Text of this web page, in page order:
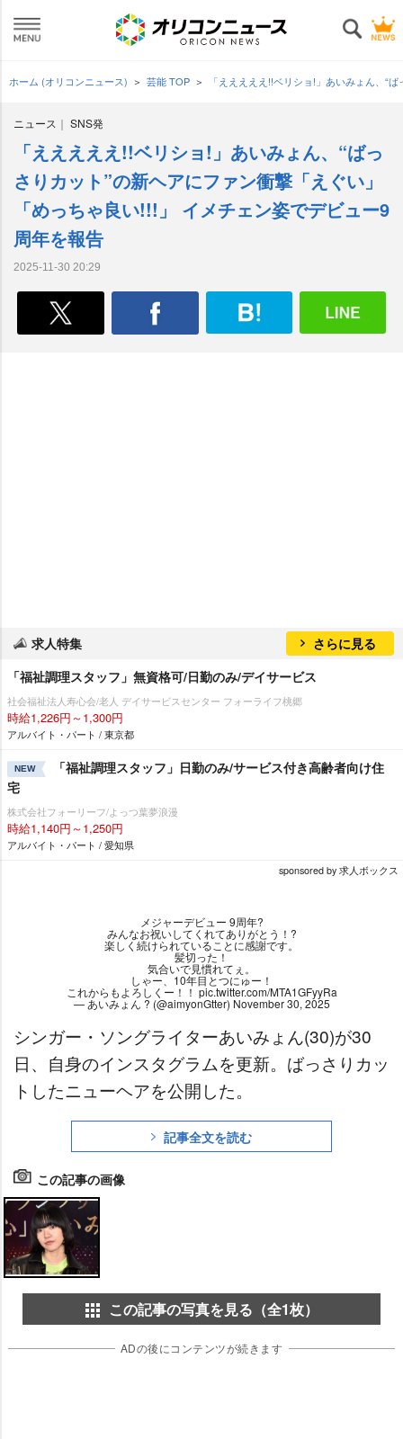
ホーム (オリコンニュース) 芸能 TOP 「えええええ!!ベリショ!」あいみょん、“
ニュース SNS発
「えええええ!!ベリショ!」あいみょん、“ばっ
さりカット”の新ヘアにファン衝撃「えぐい」
「めっちゃ良い!!!」 イメチェン姿でデビュー9
周年を報告
2025-11-30 20:29
求人特集
さらに見る
「福祉調理スタッフ」無資格可/日勤のみ/デイサービス
社会福祉法人寿心会/老人 デイサービスセンター フォーライフ桃郷
時給1,226円～1,300円
アルバイト・パート / 東京都
NEW
「福祉調理スタッフ」日勤のみ/サービス付き高齢者向け住
宅
株式会社フォーリーフ/よっつ葉夢浪漫
時給1,140円～1,250円
アルバイト・パート / 愛知県
sponsored by 求人ボックス
メジャーデビュー 9周年?
みんなお祝いしてくれてありがとう！?
楽しく続けられていることに感謝です。
髪切った！
気合いで見慣れてぇ。
しゃー、10年目とつにゅー！
これからもよろしくー！！pic.twitter.com/MTA1GFyyRa
— あいみょん ? (@aimyonGtter) November 30, 2025
シンガー・ソングライターあいみょん(30)が30
日、自身のインスタグラムを更新。ばっさりカッ
トしたニューヘアを公開した。
記事全文を読む
この記事の画像
この記事の写真を見る（全1枚）
ADの後にコンテンツが続きます